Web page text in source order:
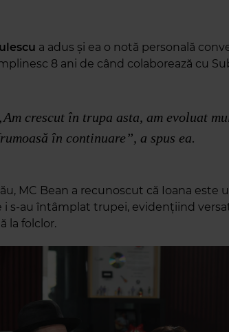
a adus și ea o notă personală
8 ani de când colaborează cu
crescut în trupa asta, am evoluat
în continuare”, a spus ea.
MC Bean a recunoscut că Ioana
i s-au întâmplat trupei, evidențiind
la folclor.